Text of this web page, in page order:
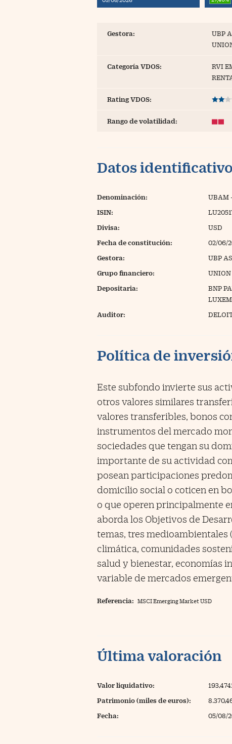
Blogs
Gestora:
UBP
Categoría VDOS:
RVI
Rating VDOS:
Rango de volatilidad:
Datos
Denominación: UBAM
ISIN:
Divisa: USD
Fecha de constitución: 02/06/
Gestora: UBP
Grupo financiero: UNION
Depositaria:
BNP
Auditor:
Política de
Este subfondo invierte sus
otros valores similares
valores transferibles, bonos
instrumentos del mercado
sociedades que tengan su
importante de su actividad
posean participaciones
domicilio social o coticen en
o que operen principalmente
aborda los Objetivos de
temas, tres medioambientales
climática, comunidades
salud y bienestar, economías
variable de mercados
Referencia: MSCI Emerging Market USD
Última valoración
Valor liquidativo:
Patrimonio (miles de euros):
Fecha: 05/08/